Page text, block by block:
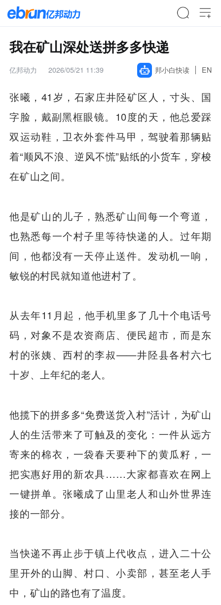
我在矿山深处送拼多多快递
亿邦动力 2026/05/21 11:39 邦小白快读 EN
张曦，41岁，石家庄井陉矿区人，寸头、国
字脸，戴副黑框眼镜。10度的天，他总爱踩
双运动鞋，卫衣外套件马甲，驾驶着那辆贴
着“顺风不浪、逆风不慌”贴纸的小货车，穿梭
在矿山之间。
他是矿山的儿子，熟悉矿山间每一个弯道，
也熟悉每一个村子里等待快递的人。过年期
间，他都没有一天停止送件。发动机一响，
敏锐的村民就知道他进村了。
从去年11月起，他手机里多了几十个电话号
码，对象不是农资商店、便民超市，而是东
村的张姨、西村的李叔——井陉县各村六七
十岁、上年纪的老人。
他揽下的拼多多“免费送货入村”活计，为矿山
人的生活带来了可触及的变化：一件从远方
寄来的棉衣，一袋春天要种下的黄瓜籽，一
把实惠好用的新农具……大家都喜欢在网上
一键拼单。张曦成了山里老人和山外世界连
接的一部分。
当快递不再止步于镇上代收点，进入二十公
里开外的山脚、村口、小卖部，甚至老人手
中，矿山的路也有了温度。